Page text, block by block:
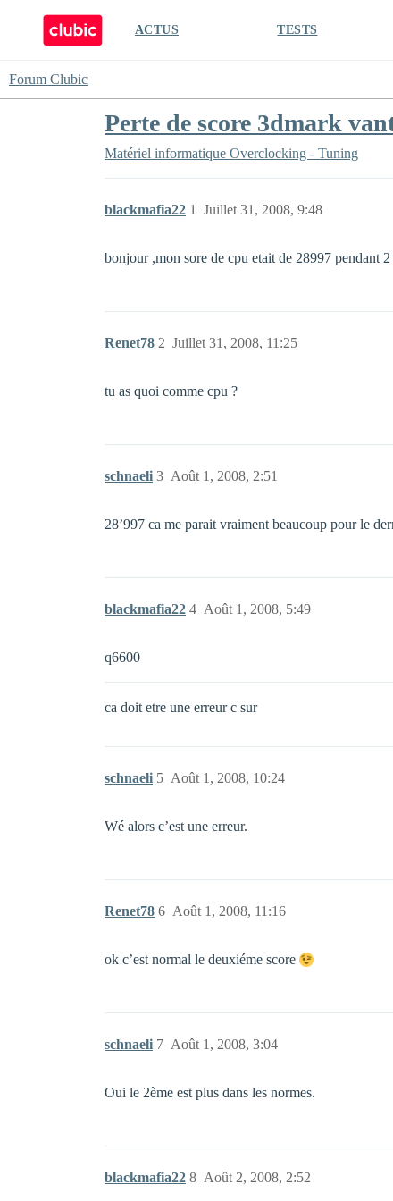
ACTUS TESTS
Forum Clubic
Perte de score 3dmark
Matériel informatique Overclocking - Tuning
blackmafia22 Juillet 31, 2008, 9:48
1
bonjour ,mon sore de cpu etait de 28997 pendant
Renet78 Juillet 31, 2008, 11:25
2
tu as quoi comme cpu ?
schnaeli Août 1, 2008, 2:51
3
28’997 ca me parait vraiment beaucoup pour le
blackmafia22 Août 1, 2008, 5:49
4
q6600
ca doit etre une erreur c sur
schnaeli Août 1, 2008, 10:24
5
Wé alors c’est une erreur.
Renet78 Août 1, 2008, 11:16
6
ok c’est normal le deuxiéme score
schnaeli Août 1, 2008, 3:04
7
Oui le 2ème est plus dans les normes.
blackmafia22 Août 2, 2008, 2:52
8